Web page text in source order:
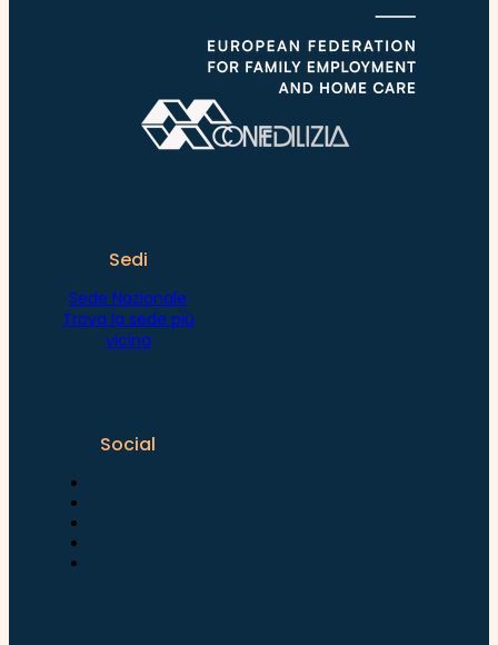
Sedi
Sede Nazionale
Trova la sede più
vicina
Social